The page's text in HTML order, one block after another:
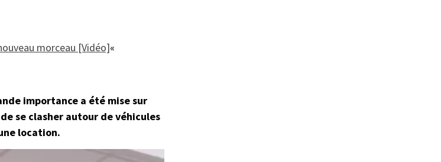
morceau [Vidéo]«
importance a été mise sur
se clasher autour de véhicules
location.